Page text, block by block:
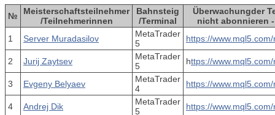
№
Meisterschaftsteilnehmer
/Teilnehmerinnen
Bahnsteig
/Terminal
Überwachungder
nicht abonnieren
1
Server Muradasilov
MetaTrader
5
https://
2 Jurij Zaytsev
MetaTrader
5
https://
3 Evgeny Belyaev
MetaTrader
4
https://
4 Andrej Dik
MetaTrader
5
https://